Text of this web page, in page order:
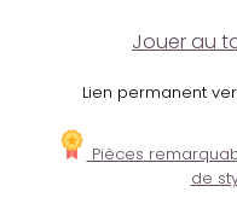
Jouer au
Lien permanent
Pièces
de